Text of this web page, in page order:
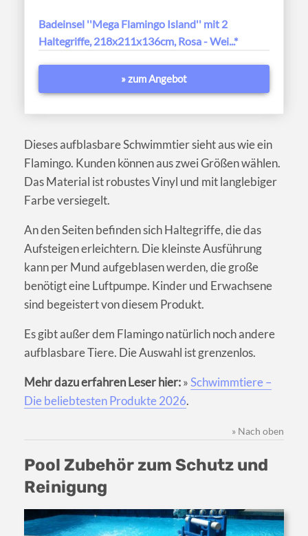
Badeinsel ''Mega Flamingo Island'' mit 2
Haltegriffe, 218x211x136cm, Rosa - Wei...*
» zum Angebot
Dieses aufblasbare Schwimmtier sieht aus wie ein
Flamingo. Kunden können aus zwei Größen wählen.
Das Material ist robustes Vinyl und mit langlebiger
Farbe versiegelt.
An den Seiten befinden sich Haltegriffe, die das
Aufsteigen erleichtern. Die kleinste Ausführung
kann per Mund aufgeblasen werden, die große
benötigt eine Luftpumpe. Kinder und Erwachsene
sind begeistert von diesem Produkt.
Es gibt außer dem Flamingo natürlich noch andere
aufblasbare Tiere. Die Auswahl ist grenzenlos.
Mehr dazu erfahren Leser hier:»Schwimmtiere –
Die beliebtesten Produkte 2026.
» Nach oben
Pool Zubehör zum Schutz und
Reinigung